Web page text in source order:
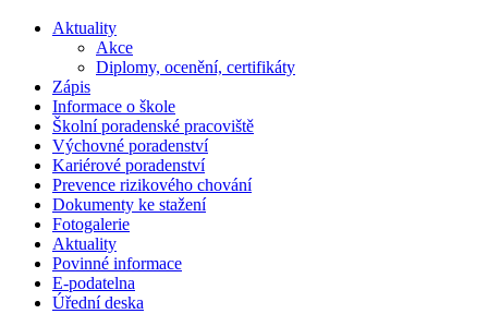
Aktuality
Akce
Diplomy, ocenění, certifikáty
Zápis
Informace o škole
Školní poradenské pracoviště
Výchovné poradenství
Kariérové poradenství
Prevence rizikového chování
Dokumenty ke stažení
Fotogalerie
Aktuality
Povinné informace
E-podatelna
Úřední deska